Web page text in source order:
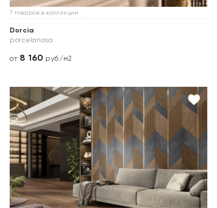
7 товаров в коллекции
Dorcia
porcelanosa
от 8 160 руб./м2